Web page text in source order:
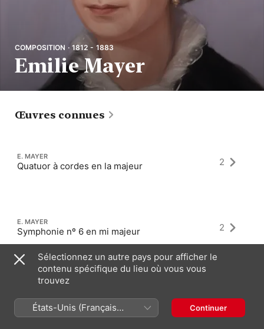
COMPOSITION · 1812 - 1883
Emilie Mayer
Œuvres connues
E. MAYER
Quatuor à cordes en la majeur 2
E. MAYER
Symphonie nº 6 en mi majeur 2
Symphonie nº 1 en do mineur
Sélectionnez un autre pays pour afficher le
contenu spécifique du lieu où vous vous
trouvez
États-Unis (Français
France)
Continuer